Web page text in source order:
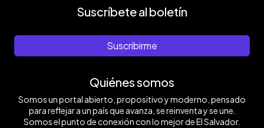
Suscríbete al boletín
Suscribirme
Quiénes somos
Somos un portal abierto, propositivo y moderno, pensado
para reflejar a un país que avanza, se reinventa y se une.
Somos el punto de conexión con lo mejor de El Salvador.